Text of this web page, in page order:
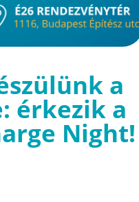
a
érkezik a
Night!